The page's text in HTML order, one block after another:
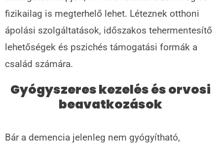
fizikailag is megterhelő lehet. Léteznek otthoni
ápolási szolgáltatások, időszakos tehermentesítő
lehetőségek és pszichés támogatási formák a
család számára.
Gyógyszeres kezelés és orvosi
beavatkozások
Bár a demencia jelenleg nem gyógyítható,